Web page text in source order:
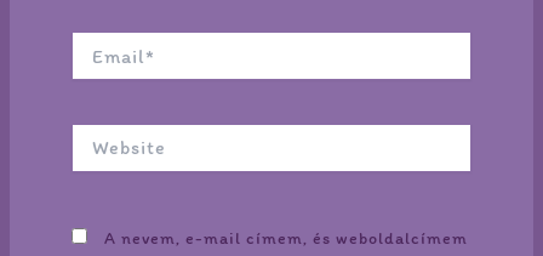
A nevem, e-mail címem, és weboldalcímem